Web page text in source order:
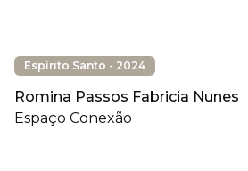
Espírito Santo - 2024
Romina Passos Fabricia Nunes
Espaço Conexão